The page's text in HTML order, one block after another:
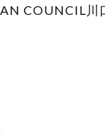
COUNCIL川